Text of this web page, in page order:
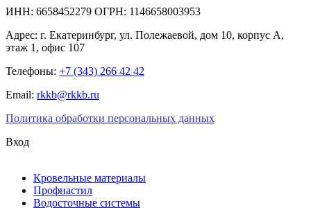
ИНН: 6658452279 ОГРН: 1146658003953
Адрес: г. Екатеринбург, ул. Полежаевой, дом 10, корпус А,
этаж 1, офис 107
Телефоны: +7 (343) 266 42 42
Email: rkkb@rkkb.ru
Политика обработки персональных данных
Вход
Кровельные материалы
Профнастил
Водосточные системы